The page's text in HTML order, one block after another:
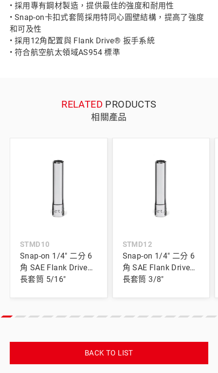
• 採用專有鋼材製造，提供最佳的強度和耐用性
• Snap-on卡扣式套筒採用特同心圓壁結構，提高了強度
和可及性
• 採用12角配置與 Flank Drive® 扳手系統
• 符合航空航太領域AS954 標準
RELATED PRODUCTS
相關產品
STMD10
Snap-on 1/4" 二分 6
角 SAE Flank Drive®
長套筒 5/16"
STMD12
Snap-on 1/4" 二分 6
角 SAE Flank Drive®
長套筒 3/8"
BACK TO LIST